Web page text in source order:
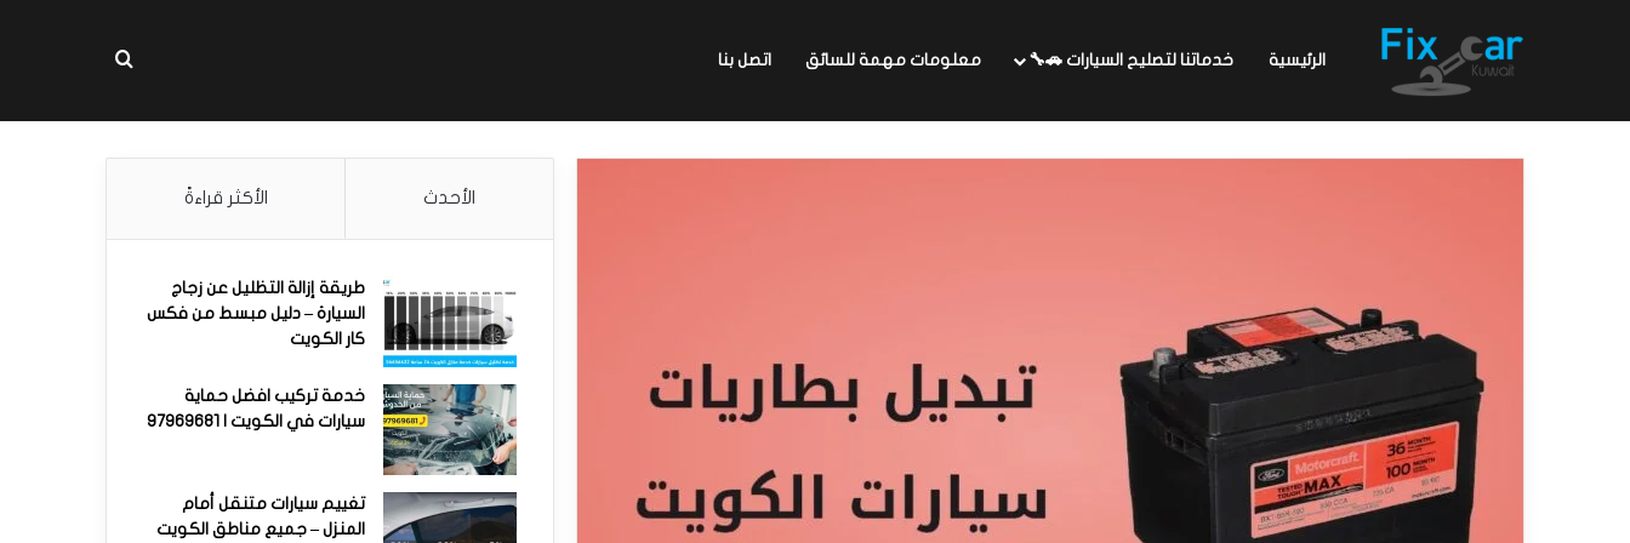
الرئيسية خدماتنا لتصليح السيارات 🚗🔧 معلومات مهمة للسائق اتصل بنا بحث عن
الأحدث الأكثر قراءةً
طريقة إزالة التظليل عن زجاج
السيارة – دليل مبسط من فكس
كار الكويت
خدمة تركيب افضل حماية
سيارات في الكويت | 97969681
تغييم سيارات متنقل أمام
المنزل – جميع مناطق الكويت